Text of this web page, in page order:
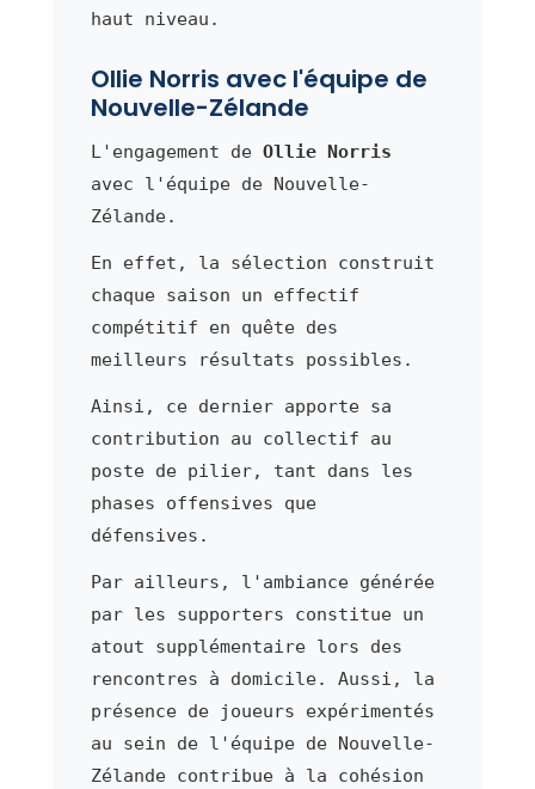
haut niveau.
Ollie Norris avec l'équipe de
Nouvelle-Zélande
L'engagement de Ollie Norris
avec l'équipe de Nouvelle-
Zélande.
En effet, la sélection construit
chaque saison un effectif
compétitif en quête des
meilleurs résultats possibles.
Ainsi, ce dernier apporte sa
contribution au collectif au
poste de pilier, tant dans les
phases offensives que
défensives.
Par ailleurs, l'ambiance générée
par les supporters constitue un
atout supplémentaire lors des
rencontres à domicile. Aussi, la
présence de joueurs expérimentés
au sein de l'équipe de Nouvelle-
Zélande contribue à la cohésion